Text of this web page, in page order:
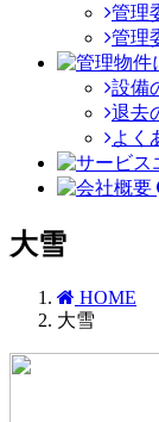
管理
管理
設備
退去
よく
大雪
HOME
大雪